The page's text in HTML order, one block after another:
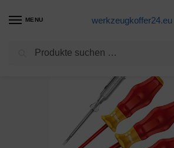
MENU werkzeugkoffer24.eu
Schraubendreher Schraubenzieher Produkte